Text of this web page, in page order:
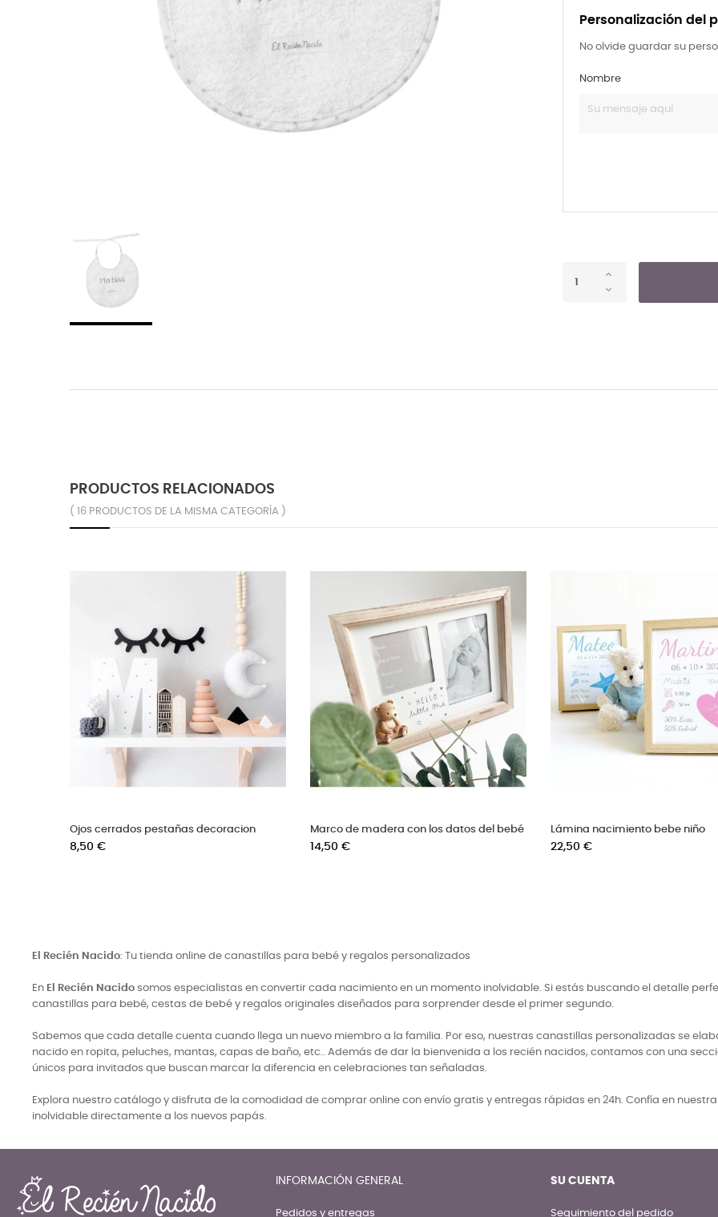
Personalización del
No olvide guardar su
Nombre
PRODUCTOS RELACIONADOS
( 16 PRODUCTOS DE LA MISMA CATEGORÍA )
Mochila cuna para el carro del bebé
Precio
59,50 €
Cepillo de bebé de madera
Precio
5,90 €
Bolsa de hilo lencera con nombre
bordado
El Recién Nacido: Tu tienda online de canastillas para bebé y regalos personalizados
En El Recién Nacido somos especialistas en convertir cada nacimiento en un momento inolvidable. Si estás buscando el detalle
canastillas para bebé, cestas de bebé y regalos originales diseñados para sorprender desde el primer segundo.
Sabemos que cada detalle cuenta cuando llega un nuevo miembro a la familia. Por eso, nuestras canastillas personalizadas se
nacido en ropita, peluches, mantas, capas de baño, etc.. Además de dar la bienvenida a los recién nacidos, contamos con una
únicos para invitados que buscan marcar la diferencia en celebraciones tan señaladas.
Explora nuestro catálogo y disfruta de la comodidad de comprar online con envío gratis y entregas rápidas en 24h. Confía en
inolvidable directamente a los nuevos papás.
INFORMACIÓN GENERAL
Pedidos y entregas
SU CUENTA
Seguimiento del pedido